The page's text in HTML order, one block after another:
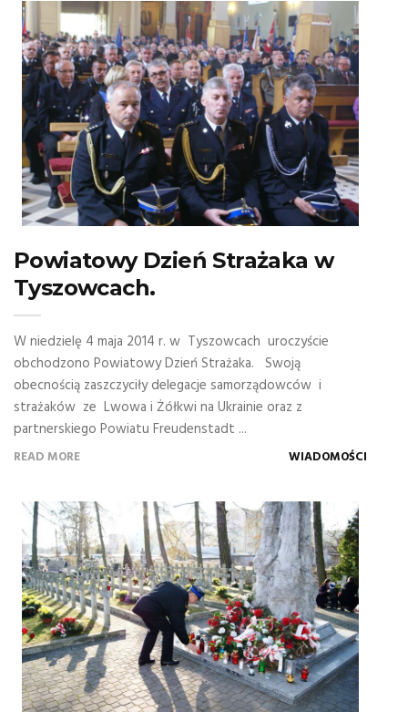
Powiatowy Dzień Strażaka w
Tyszowcach.
W niedzielę 4 maja 2014 r. w Tyszowcach uroczyście
obchodzono Powiatowy Dzień Strażaka. Swoją
obecnością zaszczyciły delegacje samorządowców i
strażaków ze Lwowa i Żółkwi na Ukrainie oraz z
partnerskiego Powiatu Freudenstadt ...
READ MORE WIADOMOŚCI